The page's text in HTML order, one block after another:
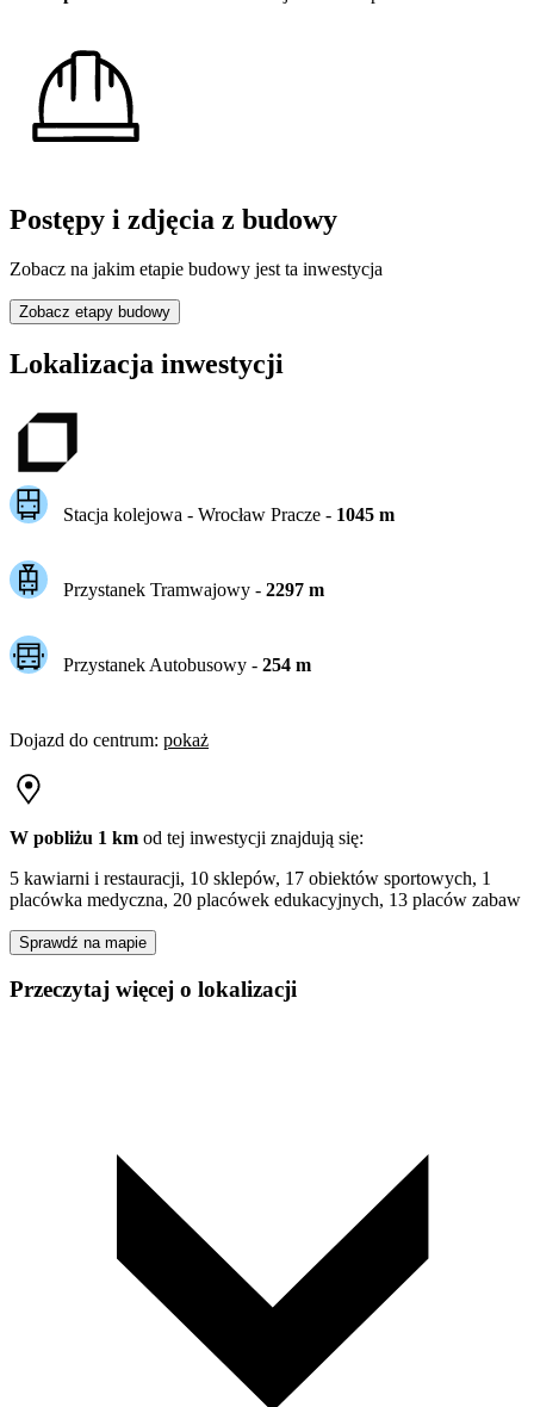
Postępy i zdjęcia z budowy
Zobacz na jakim etapie budowy jest ta inwestycja
Zobacz etapy budowy
Lokalizacja inwestycji
Stacja kolejowa - Wrocław Pracze- 1045m
Przystanek Tramwajowy - 2297m
Przystanek Autobusowy - 254m
Dojazd do centrum: pokaż
W pobliżu 1 km od tej inwestycji znajdują się:
5 kawiarni i restauracji, 10 sklepów, 17 obiektów sportowych, 1
placówka medyczna, 20 placówek edukacyjnych, 13 placów zabaw
Sprawdź na mapie
Przeczytaj więcej o lokalizacji